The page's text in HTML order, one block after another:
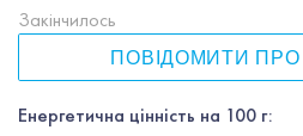
Енергетична цінність на 100 г:
Закінчилось
ПОВІДОМИТИ ПРО